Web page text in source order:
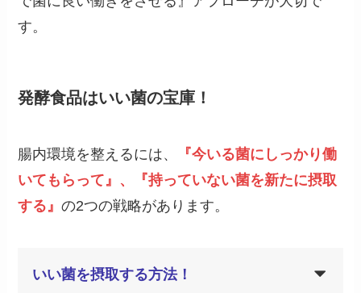
す。
発酵食品はいい菌の宝庫！
腸内環境を整えるには、
『今いる菌にしっかり働
いてもらって』、『持っていない菌を新たに摂取
する』の2つの戦略があります。
いい菌を摂取する方法！